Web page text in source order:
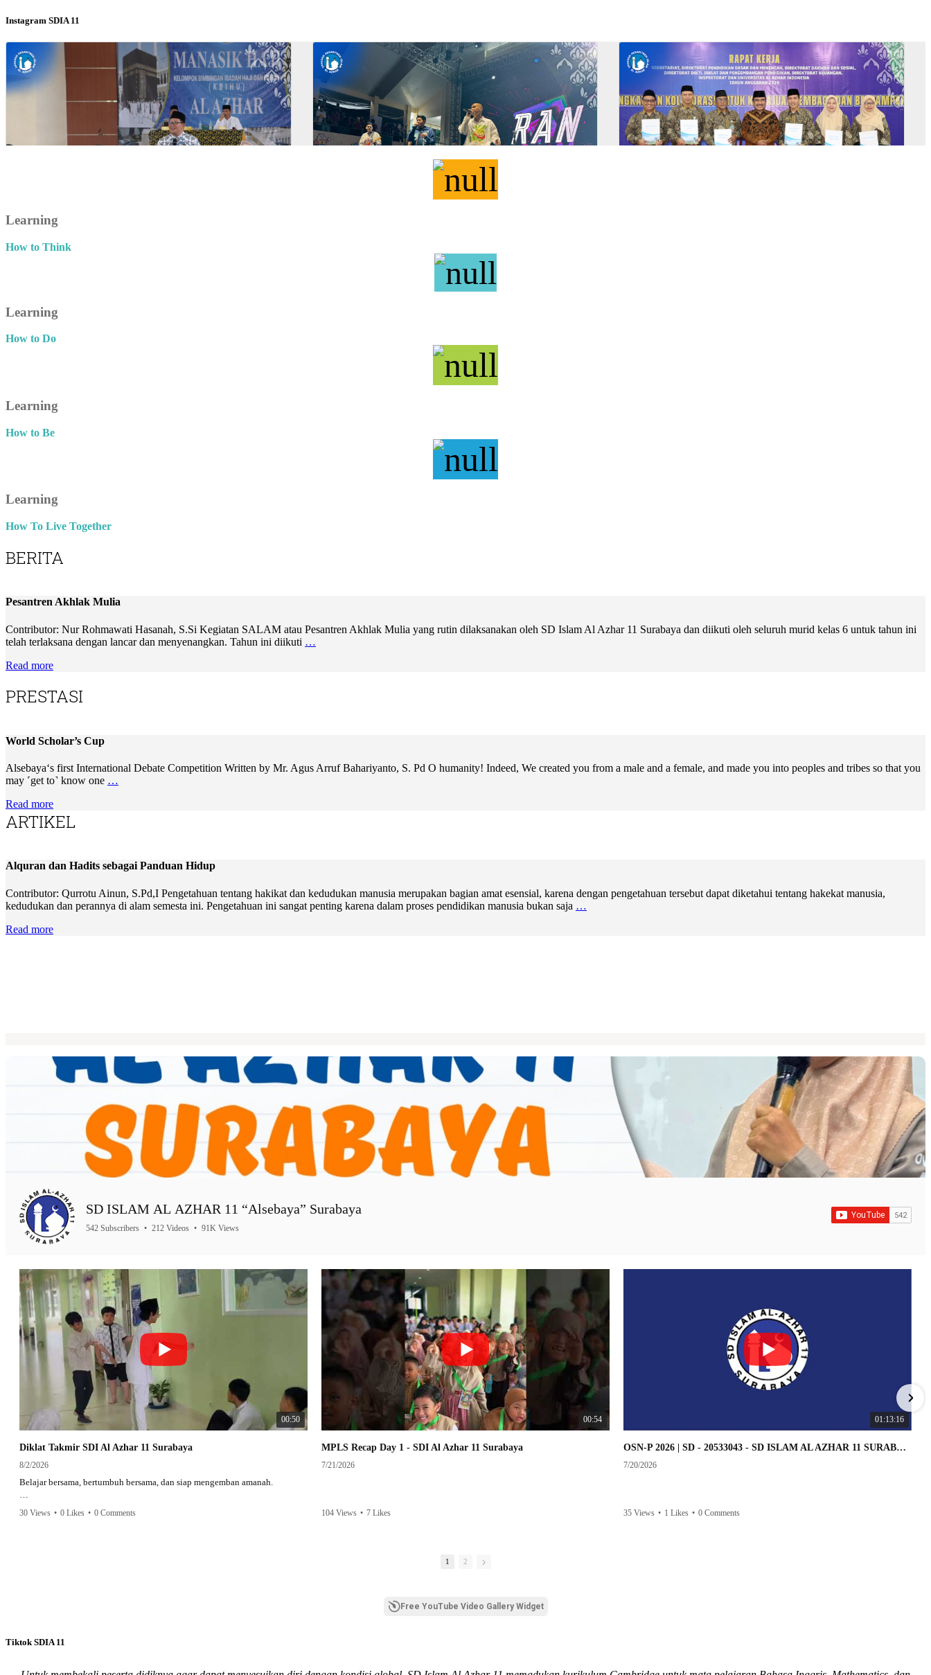
Instagram SDIA 11
Learning
How to Think
Learning
How to Do
Learning
How to Be
Learning
How To Live Together
BERITA
Pesantren Akhlak Mulia
Contributor: Nur Rohmawati Hasanah, S.Si Kegiatan SALAM atau Pesantren Akhlak Mulia yang rutin dilaksanakan oleh SD Islam Al Azhar 11 Surabaya dan diikuti oleh seluruh murid kelas 6 untuk tahun ini
telah terlaksana dengan lancar dan menyenangkan. Tahun ini diikuti …
Read more
PRESTASI
World Scholar’s Cup
Alsebaya‘s first International Debate Competition Written by Mr. Agus Arruf Bahariyanto, S. Pd O humanity! Indeed, We created you from a male and a female, and made you into peoples and tribes so that you
may ˹get to˺ know one …
Read more
ARTIKEL
Alquran dan Hadits sebagai Panduan Hidup
Contributor: Qurrotu Ainun, S.Pd,I Pengetahuan tentang hakikat dan kedudukan manusia merupakan bagian amat esensial, karena dengan pengetahuan tersebut dapat diketahui tentang hakekat manusia,
kedudukan dan perannya di alam semesta ini. Pengetahuan ini sangat penting karena dalam proses pendidikan manusia bukan saja …
Read more
SD ISLAM AL AZHAR 11 “Alsebaya” Surabaya
542 Subscribers • 212 Videos • 91K Views
00:50
Diklat Takmir SDI Al Azhar 11 Surabaya
8/2/2026
Belajar bersama, bertumbuh bersama, dan siap mengemban amanah.
30 Views • 0 Likes • 0 Comments
00:54
MPLS Recap Day 1 - SDI Al Azhar 11 Surabaya
7/21/2026
104 Views • 7 Likes
01:13:16
OSN-P 2026 | SD - 20533043 - SD ISLAM AL AZHAR 11 SURABAYA | IPA
7/20/2026
35 Views • 1 Likes • 0 Comments
1 2
Free YouTube Video Gallery Widget
Tiktok SDIA 11